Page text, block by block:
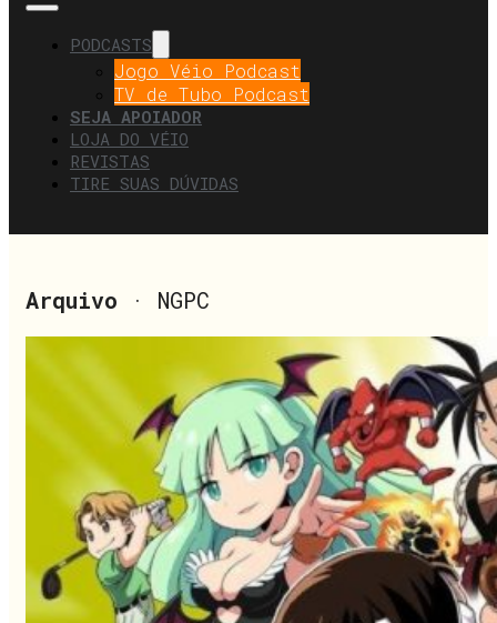
PODCASTS
Jogo Véio Podcast
TV de Tubo Podcast
SEJA APOIADOR
LOJA DO VÉIO
REVISTAS
TIRE SUAS DÚVIDAS
Arquivo · NGPC